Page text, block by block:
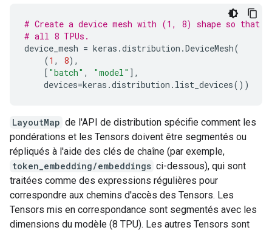
# Create a device mesh with (1, 8) shape so that
# all 8 TPUs.
device_mesh = keras .distribution .DeviceMesh(
(1 , 8),
[ "batch" , "model" ],
devices=keras .distribution . list_devices())
LayoutMap de l'API de distribution spécifie comment les
pondérations et les Tensors doivent être segmentés ou
répliqués à l'aide des clés de chaîne (par exemple,
token_embedding/embeddings ci-dessous), qui sont
traitées comme des expressions régulières pour
correspondre aux chemins d'accès des Tensors. Les
Tensors mis en correspondance sont segmentés avec les
dimensions du modèle (8 TPU). Les autres Tensors sont